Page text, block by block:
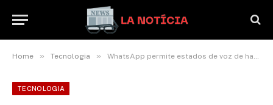
Home » Tecnologia » WhatsApp permite estados de voz de hasta 1 minuto
TECNOLOGIA